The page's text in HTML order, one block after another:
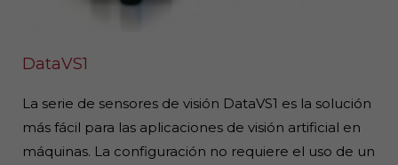
DataVS1
La serie de sensores de visión DataVS1 es la solución
más fácil para las aplicaciones de visión artificial en
máquinas. La configuración no requiere el uso de un